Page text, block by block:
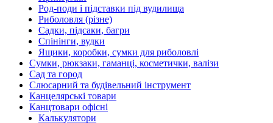
Род-поди і підставки під вудилища
Риболовля (різне)
Садки, підсаки, багри
Спінінги, вудки
Ящики, коробки, сумки для риболовлі
Сумки, рюкзаки, гаманці, косметички, валізи
Сад та город
Слюсарний та будівельний інструмент
Канцелярські товари
Канцтовари офісні
Калькулятори